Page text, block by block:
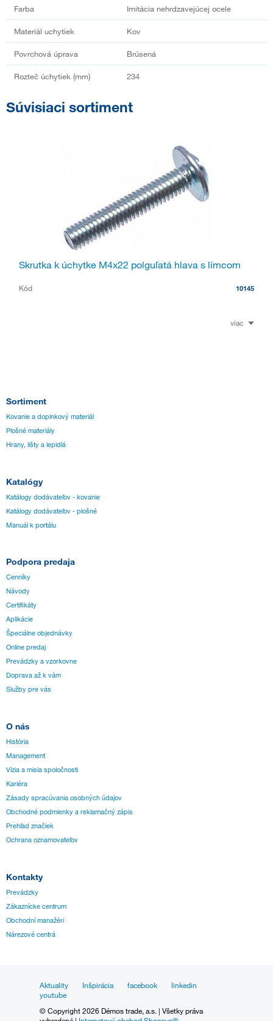
Farba Imitácia nehrdzavejúcej ocele
Materiál uchytiek Kov
Povrchová úprava Brúsená
Rozteč úchytiek (mm) 234
Súvisiaci sortiment
Skrutka k úchytke M4x22 polguľatá hlava s límcom
Kód 10145
viac
Sortiment
Kovanie a doplnkový materiál
Plošné materiály
Hrany, lišty a lepidlá
Katalógy
Katálogy dodávateľov - kovanie
Katálogy dodávateľov - plošné
Manuál k portálu
Podpora predaja
Cenníky
Návody
Certifikáty
Aplikácie
Špeciálne objednávky
Online predaj
Prevádzky a vzorkovne
Doprava až k vám
Služby pre vás
O nás
História
Management
Vízia a misia spoločnosti
Kariéra
Zásady spracúvania osobných údajov
Obchodné podmienky a reklamačný zápis
Prehľad značiek
Ochrana oznamovateľov
Kontakty
Prevádzky
Zákaznícke centrum
Obchodní manažéri
Nárezové centrá
Aktuality Inšpirácia facebook
linkedin
youtube
© Copyright 2026 Démos trade, a.s. | Všetky práva